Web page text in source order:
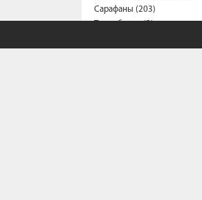
Сарафаны (203)
Термобелье (2)